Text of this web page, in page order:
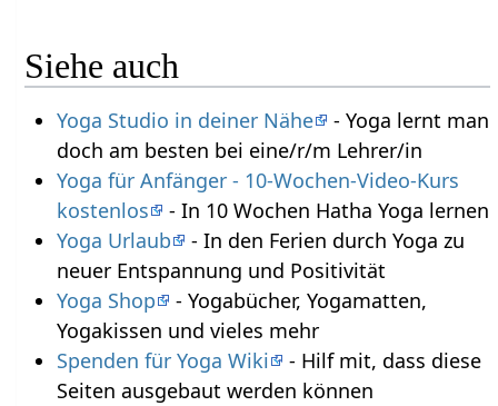
Siehe auch
Yoga Studio in deiner Nähe
- Yoga lernt man
doch am besten bei eine/r/m Lehrer/in
Yoga für Anfänger - 10-Wochen-Video-Kurs
kostenlos
- In 10 Wochen Hatha Yoga lernen
Yoga Urlaub
- In den Ferien durch Yoga zu
neuer Entspannung und Positivität
Yoga Shop
- Yogabücher, Yogamatten,
Yogakissen und vieles mehr
Spenden für Yoga Wiki
- Hilf mit, dass diese
Seiten ausgebaut werden können